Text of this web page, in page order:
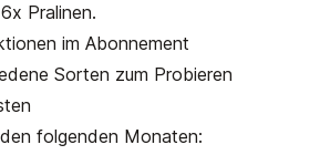
Pralinen.
im Abonnement
Sorten zum Probieren
folgenden Monaten: